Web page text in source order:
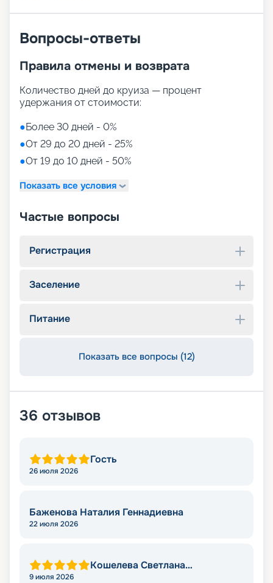
Вопросы-ответы
Правила отмены и возврата
Количество дней до круиза — процент
удержания от стоимости:
●Более 30 дней - 0%
●От 29 до 20 дней - 25%
●От 19 до 10 дней - 50%
Показать все условия
Частые вопросы
Регистрация
Заселение
Питание
Показать все вопросы (12)
36 отзывов
Гость
26 июля 2026
Баженова Наталия Геннадиевна
22 июля 2026
Кошелева Светлана
9 июля 2026